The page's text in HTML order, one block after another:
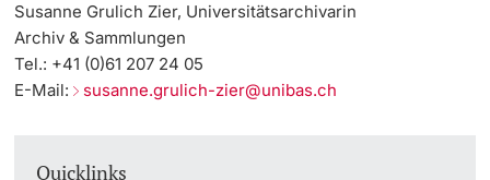
Susanne Grulich Zier, Universitätsarchivarin
Archiv & Sammlungen
Tel.: +41 (0)61 207 24 05
E-Mail: susanne.grulich-zier@unibas.ch
Quicklinks